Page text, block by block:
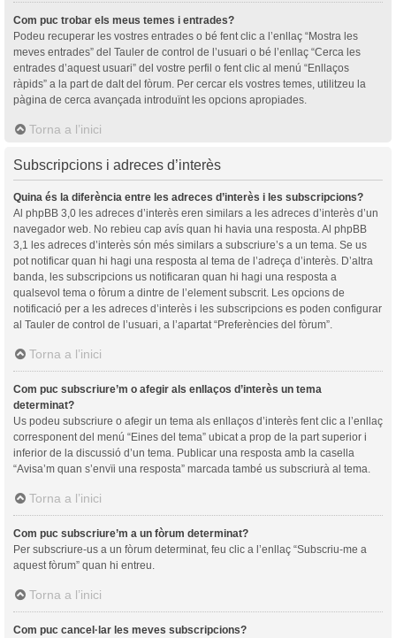
Com puc trobar els meus temes i entrades?
Podeu recuperar les vostres entrades o bé fent clic a l’enllaç “Mostra les
meves entrades” del Tauler de control de l’usuari o bé l’enllaç “Cerca les
entrades d’aquest usuari” del vostre perfil o fent clic al menú “Enllaços
ràpids” a la part de dalt del fòrum. Per cercar els vostres temes, utilitzeu la
pàgina de cerca avançada introduïnt les opcions apropiades.
Torna a l’inici
Subscripcions i adreces d’interès
Quina és la diferència entre les adreces d’interès i les subscripcions?
Al phpBB 3,0 les adreces d’interès eren similars a les adreces d’interès d’un
navegador web. No rebieu cap avís quan hi havia una resposta. Al phpBB
3,1 les adreces d’interès són més similars a subscriure’s a un tema. Se us
pot notificar quan hi hagi una resposta al tema de l’adreça d’interès. D’altra
banda, les subscripcions us notificaran quan hi hagi una resposta a
qualsevol tema o fòrum a dintre de l’element subscrit. Les opcions de
notificació per a les adreces d’interès i les subscripcions es poden configurar
al Tauler de control de l’usuari, a l’apartat “Preferències del fòrum”.
Torna a l’inici
Com puc subscriure’m o afegir als enllaços d’interès un tema
determinat?
Us podeu subscriure o afegir un tema als enllaços d’interès fent clic a l’enllaç
corresponent del menú “Eines del tema” ubicat a prop de la part superior i
inferior de la discussió d’un tema. Publicar una resposta amb la casella
“Avisa’m quan s’envïi una resposta” marcada també us subscriurà al tema.
Torna a l’inici
Com puc subscriure’m a un fòrum determinat?
Per subscriure-us a un fòrum determinat, feu clic a l’enllaç “Subscriu-me a
aquest fòrum” quan hi entreu.
Torna a l’inici
Com puc cancel·lar les meves subscripcions?